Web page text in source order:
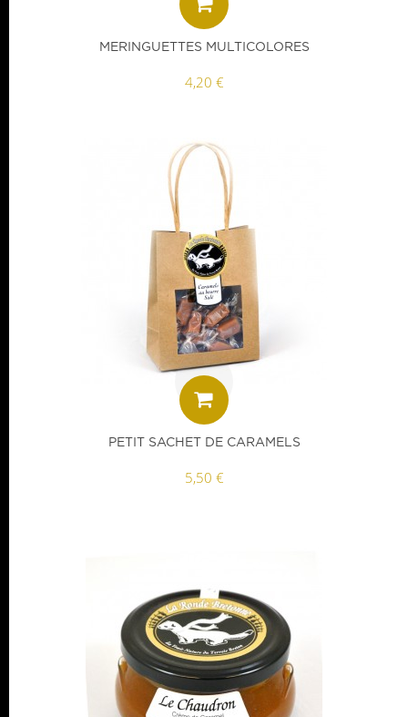
MERINGUETTES MULTICOLORES
4,20 €
PETIT SACHET DE CARAMELS
5,50 €